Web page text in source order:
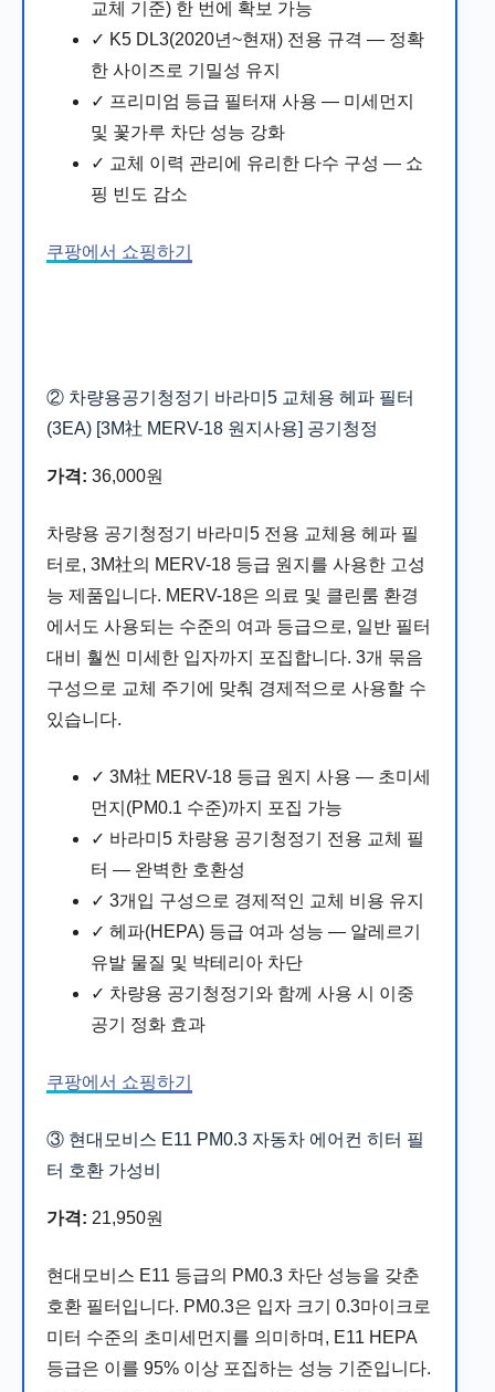
교체 기준) 한 번에 확보 가능
✓ K5 DL3(2020년~현재) 전용 규격 — 정확
한 사이즈로 기밀성 유지
✓ 프리미엄 등급 필터재 사용 — 미세먼지
및 꽃가루 차단 성능 강화
✓ 교체 이력 관리에 유리한 다수 구성 — 쇼
핑 빈도 감소
쿠팡에서 쇼핑하기
② 차량용공기청정기 바라미5 교체용 헤파 필터
(3EA) [3M社 MERV-18 원지사용] 공기청정
가격: 36,000원
차량용 공기청정기 바라미5 전용 교체용 헤파 필
터로, 3M社의 MERV-18 등급 원지를 사용한 고성
능 제품입니다. MERV-18은 의료 및 클린룸 환경
에서도 사용되는 수준의 여과 등급으로, 일반 필터
대비 훨씬 미세한 입자까지 포집합니다. 3개 묶음
구성으로 교체 주기에 맞춰 경제적으로 사용할 수
있습니다.
✓ 3M社 MERV-18 등급 원지 사용 — 초미세
먼지(PM0.1 수준)까지 포집 가능
✓ 바라미5 차량용 공기청정기 전용 교체 필
터 — 완벽한 호환성
✓ 3개입 구성으로 경제적인 교체 비용 유지
✓ 헤파(HEPA) 등급 여과 성능 — 알레르기
유발 물질 및 박테리아 차단
✓ 차량용 공기청정기와 함께 사용 시 이중
공기 정화 효과
쿠팡에서 쇼핑하기
③ 현대모비스 E11 PM0.3 자동차 에어컨 히터 필
터 호환 가성비
가격: 21,950원
현대모비스 E11 등급의 PM0.3 차단 성능을 갖춘
호환 필터입니다. PM0.3은 입자 크기 0.3마이크로
미터 수준의 초미세먼지를 의미하며, E11 HEPA
등급은 이를 95% 이상 포집하는 성능 기준입니다.